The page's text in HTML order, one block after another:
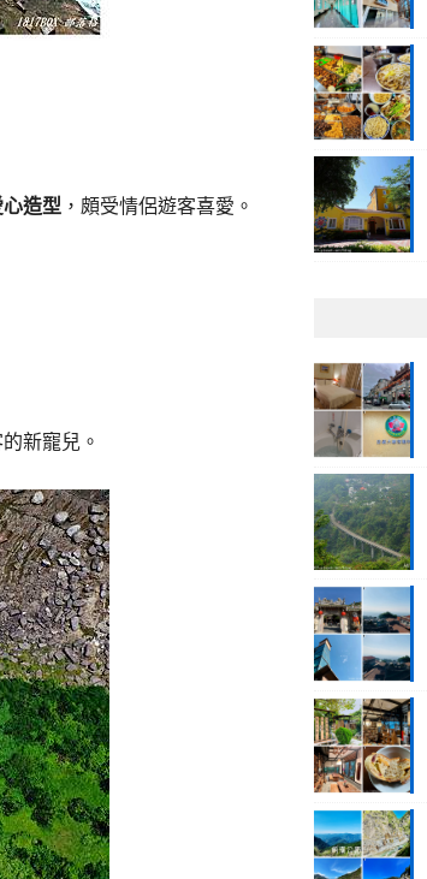
心造型 ，頗受情侶遊客喜愛。
新寵兒。